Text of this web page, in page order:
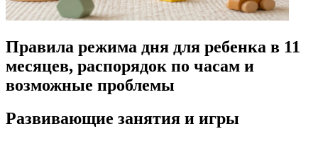
Правила режима дня для ребенка в 11
месяцев, распорядок по часам и
возможные проблемы
Развивающие занятия и игры